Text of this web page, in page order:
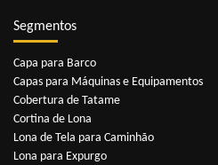
Segmentos
Capa para Barco
Capas para Máquinas e Equipamentos
Cobertura de Tatame
Cortina de Lona
Lona de Tela para Caminhão
Lona para Expurgo